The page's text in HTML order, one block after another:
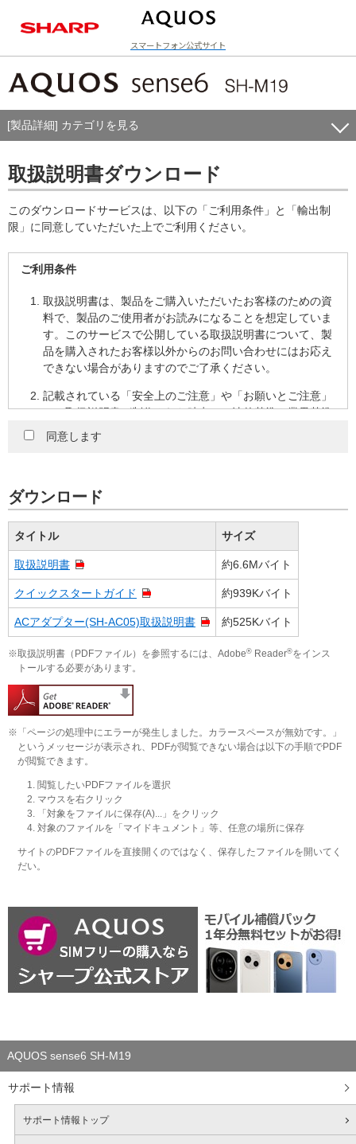
スマートフォン公式サイト
[製品詳細] カテゴリを見る
取扱説明書ダウンロード
このダウンロードサービスは、以下の「ご利用条件」と「輸出制
限」に同意していただいた上でご利用ください。
ご利用条件
取扱説明書は、製品をご購入いただいたお客様のための資
料で、製品のご使用者がお読みになることを想定していま
す。このサービスで公開している取扱説明書について、製
品を購入されたお客様以外からのお問い合わせにはお応え
できない場合がありますのでご了承ください。
記載されている「安全上のご注意」や「お願いとご注意」
は、取扱説明書が制作された時点での法的基準や業界基準
に応じた内容になっています。
説明書の内容は、製品本体に同梱されている取扱説明書の
内容と異なる場合があります。
製品には、各種ご案内パンフレットや補足説明シートなど
の取扱説明書以外の印刷物が同梱されている場合がありま
す。このサービスでは、そのすべてを提供していません。
取扱説明書の著作権はシャープ株式会社に帰属しており、
載、頒布、改竄することはできません。お客様は、製品の
使用のために、１部だけプリントアウト（印刷）すること
ができます。
このサービスの利用、あるいは利用できなかったことによ
り、万一、損害が生じても、当社は一切その責任を負いま
このサービスは予告なく中止または内容を変更する場合が
あります。あらかじめご了承ください。
輸出制限
本取扱説明書は、外国為替および外国貿易法、U.S.Export
Administration Regulationsを含む日本及びアメリカ合衆国の輸
出管理に関する法令に基づく規制対象であり、その他の国にお
又は輸入に際しては、関係するライセンスを取得する必要があ
ることにご同意いただきます。本取扱説明書は、キューバ、イ
ラン、朝鮮民主主義人民共和国、スーダン、シリア、その他米
国が輸出制限措置を講じている国もしくはその国民・居住者に
おいてダウンロードし、又はこれらの国もしくはその国民・居
ん。
同意します
ダウンロード
タイトル サイズ
取扱説明書 約6.6Mバイト
クイックスタートガイド 約939Kバイト
ACアダプター(SH-AC05)取扱説明書 約525Kバイト
※取扱説明書（PDFファイル）を参照するには、Adobe® Reader®をインス
トールする必要があります。
※「ページの処理中にエラーが発生しました。カラースペースが無効です。」
というメッセージが表示され、PDFが閲覧できない場合は以下の手順でPDF
が閲覧できます。
1. 閲覧したいPDFファイルを選択
2. マウスを右クリック
3. 「対象をファイルに保存(A)...」をクリック
4. 対象のファイルを「マイドキュメント」等、任意の場所に保存
サイトのPDFファイルを直接開くのではなく、保存したファイルを開いてく
だい。
AQUOS sense6 SH-M19
サポート情報
サポート情報トップ